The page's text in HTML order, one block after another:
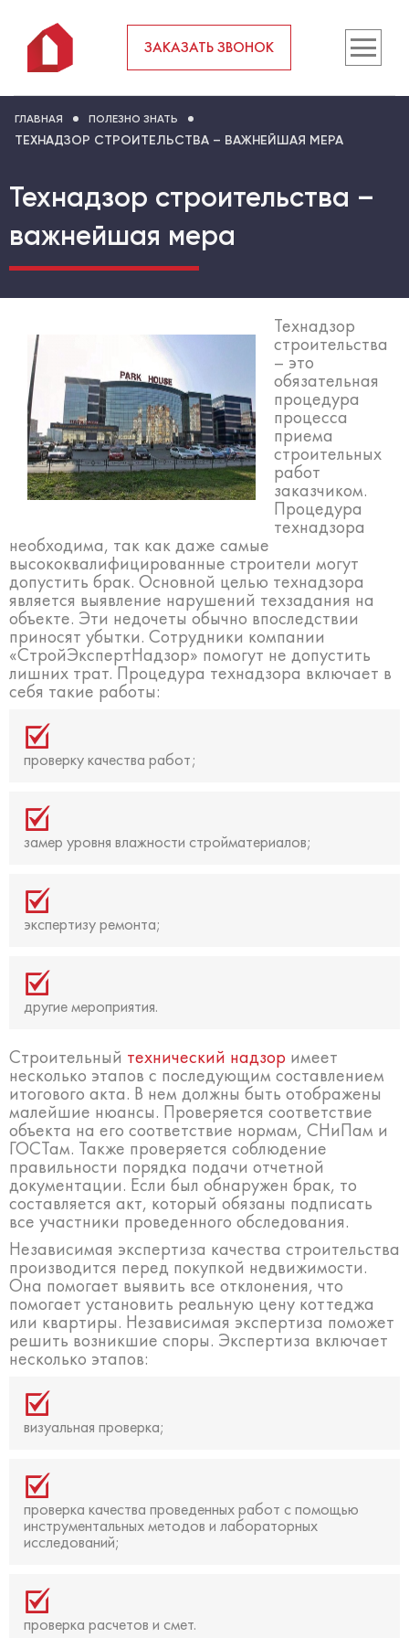
ЗАКАЗАТЬ ЗВОНОК
ГЛАВНАЯ ПОЛЕЗНО ЗНАТЬ
ТЕХНАДЗОР СТРОИТЕЛЬСТВА – ВАЖНЕЙШАЯ МЕРА
Технадзор строительства –
важнейшая мера
Технадзор
строительства
– это
обязательная
процедура
процесса
приема
строительных
работ
заказчиком.
Процедура
технадзора
необходима, так как даже самые
высококвалифицированные строители могут
допустить брак. Основной целью технадзора
является выявление нарушений техзадания на
объекте. Эти недочеты обычно впоследствии
приносят убытки. Сотрудники компании
«СтройЭкспертНадзор» помогут не допустить
лишних трат. Процедура технадзора включает в
себя такие работы:
проверку качества работ;
замер уровня влажности стройматериалов;
экспертизу ремонта;
другие мероприятия.
Строительный технический надзор имеет
несколько этапов с последующим составлением
итогового акта. В нем должны быть отображены
малейшие нюансы. Проверяется соответствие
объекта на его соответствие нормам, СНиПам и
ГОСТам. Также проверяется соблюдение
правильности порядка подачи отчетной
документации. Если был обнаружен брак, то
составляется акт, который обязаны подписать
все участники проведенного обследования.
Независимая экспертиза качества строительства
производится перед покупкой недвижимости.
Она помогает выявить все отклонения, что
помогает установить реальную цену коттеджа
или квартиры. Независимая экспертиза поможет
решить возникшие споры. Экспертиза включает
несколько этапов:
визуальная проверка;
проверка качества проведенных работ с помощью
инструментальных методов и лабораторных
исследований;
проверка расчетов и смет.